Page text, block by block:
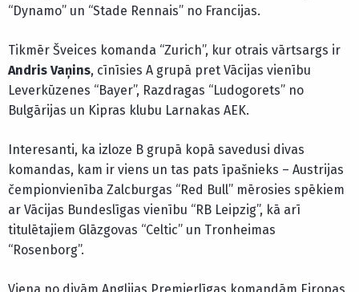
“Dynamo” un “Stade Rennais” no Francijas.
Tikmēr Šveices komanda “Zurich”, kur otrais vārtsargs ir
Andris Vaņins, cīnīsies A grupā pret Vācijas vienību
Leverkūzenes “Bayer”, Razdragas “Ludogorets” no
Bulgārijas un Kipras klubu Larnakas AEK.
Interesanti, ka izloze B grupā kopā savedusi divas
komandas, kam ir viens un tas pats īpašnieks – Austrijas
čempionvienība Zalcburgas “Red Bull” mērosies spēkiem
ar Vācijas Bundeslīgas vienību “RB Leipzig”, kā arī
titulētajiem Glāzgovas “Celtic” un Tronheimas
“Rosenborg”.